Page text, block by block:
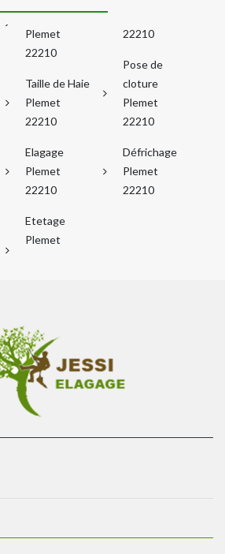
Plemet
22210
Taille de Haie
Plemet
22210
Elagage
Plemet
22210
Etetage
Plemet
22210
Pose de
cloture
Plemet
22210
Défrichage
Plemet
22210